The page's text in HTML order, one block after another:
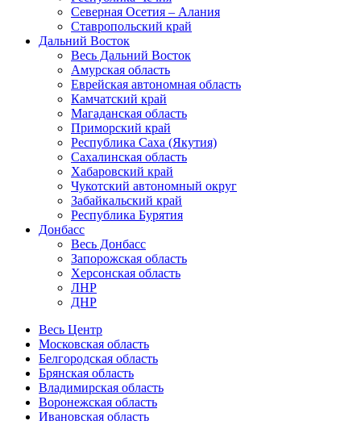
Северная Осетия – Алания
Ставропольский край
Дальний Восток
Весь Дальний Восток
Амурская область
Еврейская автономная область
Камчатский край
Магаданская область
Приморский край
Республика Саха (Якутия)
Сахалинская область
Хабаровский край
Чукотский автономный округ
Забайкальский край
Республика Бурятия
Донбасс
Весь Донбасс
Запорожская область
Херсонская область
ЛНР
ДНР
Весь Центр
Московская область
Белгородская область
Брянская область
Владимирская область
Воронежская область
Ивановская область